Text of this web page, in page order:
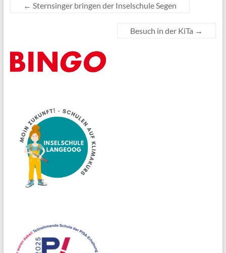
← Sternsinger bringen der Inselschule Segen
Besuch in der KiTa →